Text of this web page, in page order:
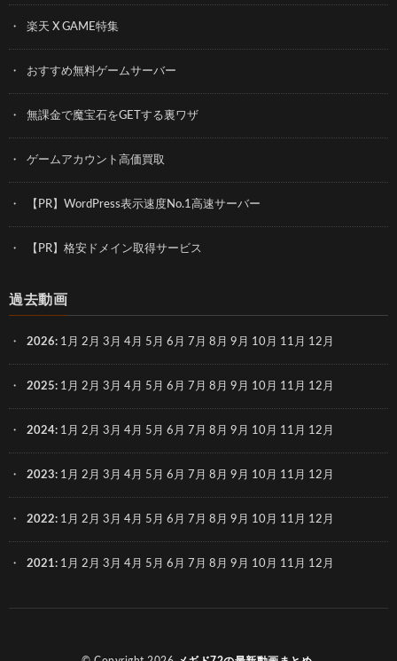
楽天 X GAME特集
おすすめ無料ゲームサーバー
無課金で魔宝石をGETする裏ワザ
ゲームアカウント高価買取
【PR】WordPress表示速度No.1高速サーバー
【PR】格安ドメイン取得サービス
過去動画
2026: 1月 2月 3月 4月 5月 6月 7月 8月 9月 10月 11月 12月
2025: 1月 2月 3月 4月 5月 6月 7月 8月 9月 10月 11月 12月
2024: 1月 2月 3月 4月 5月 6月 7月 8月 9月 10月 11月 12月
2023: 1月 2月 3月 4月 5月 6月 7月 8月 9月 10月 11月 12月
2022: 1月 2月 3月 4月 5月 6月 7月 8月 9月 10月 11月 12月
2021: 1月 2月 3月 4月 5月 6月 7月 8月 9月 10月 11月 12月